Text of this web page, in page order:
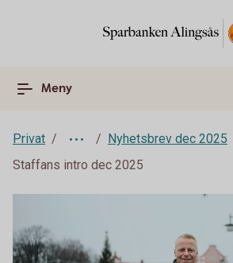
Meny
Privat
Nyhetsbrev dec 2025
Staffans intro dec 2025